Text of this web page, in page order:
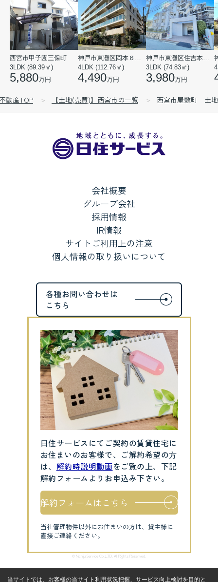
西宮市甲子園三保町
3LDK (89.39㎡)
5,880万円
神戸市東灘区岡本６丁目
4LDK (112.76㎡)
4,490万円
神戸市東灘区住吉本町１丁目
3LDK (74.83㎡)
3,980万円
動産TOP 【土地(売買)】西宮市の一覧 西宮市屋敷町 土地
会社概要
グループ会社
採用情報
IR情報
サイトご利用上の注意
個人情報の取り扱いについて
⽇住サービスにてご契約の賃貸住宅に
お住まいのお客様で、ご解約希望の⽅
は、 解約時説明動画をご覧の上、下記
解約フォームよりお申込み下さい。
解約フォームはこちら
当社管理物件以外にお住まいの方は、貸主様に
直接ご連絡ください。
© Nichiju Service Co.,LTD. All Rights Reserved.
当サイトでは、お客様の当サイト利用状況把握、サービス向上検討を目的と